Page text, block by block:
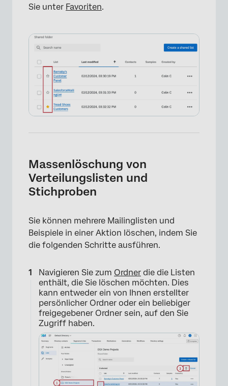
Sie unter Favoriten.
Massenlöschung von
Verteilungslisten und
Stichproben
Sie können mehrere Mailinglisten und
Beispiele in einer Aktion löschen, indem Sie
die folgenden Schritte ausführen.
Navigieren Sie zum Ordner die die Listen
enthält, die Sie löschen möchten. Dies
kann entweder ein von Ihnen erstellter
persönlicher Ordner oder ein beliebiger
freigegebener Ordner sein, auf den Sie
Zugriff haben.